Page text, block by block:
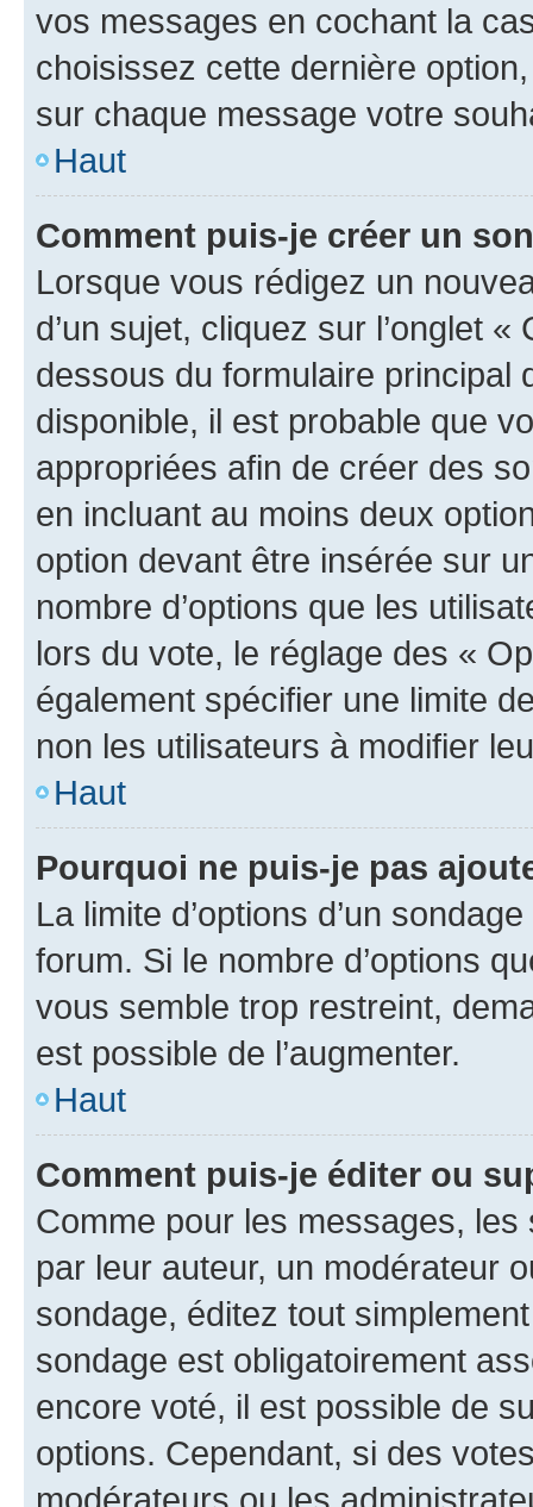
vos messages en cochant la
choisissez cette dernière
sur chaque message votre
Haut
Comment puis-je créer un
Lorsque vous rédigez un
d’un sujet, cliquez sur l’onglet
dessous du formulaire principal
disponible, il est probable que
appropriées afin de créer des
en incluant au moins deux
option devant être insérée sur
nombre d’options que les
lors du vote, le réglage des «
également spécifier une limite
non les utilisateurs à modifier
Haut
Pourquoi ne puis-je pas
La limite d’options d’un
forum. Si le nombre d’options
vous semble trop restreint,
est possible de l’augmenter.
Haut
Comment puis-je éditer ou
Comme pour les messages,
par leur auteur, un modérateur
sondage, éditez tout
sondage est obligatoirement
encore voté, il est possible de
options. Cependant, si des